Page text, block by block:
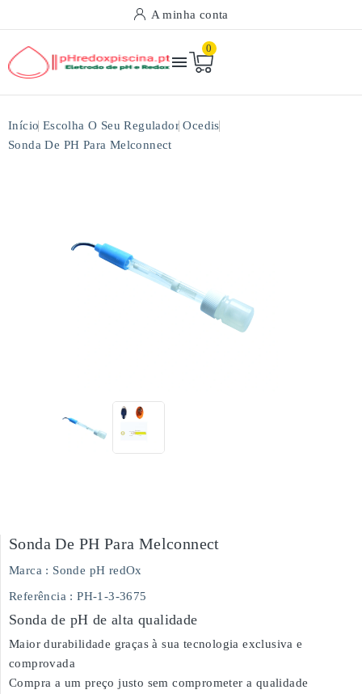
A minha conta

0
Início Escolha O Seu Regulador Ocedis
Sonda De PH Para Melconnect
Sonda De PH Para Melconnect
Marca : Sonde pH redOx
Referência : PH-1-3-3675
Sonda de pH de alta qualidade
Maior durabilidade graças à sua tecnologia exclusiva e
comprovada
Compra a um preço justo sem comprometer a qualidade